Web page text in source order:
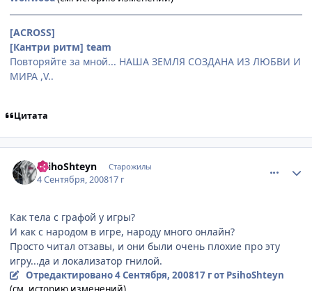
[ACROSS]
[Кантри ритм] team
Повторяйте за мной... НАША ЗЕМЛЯ СОЗДАНА ИЗ ЛЮБВИ И
МИРА ,V..
Цитата
PsihoShteyn Старожилы
4 Сентября, 200817 г
Как тела с графой у игры?
И как с народом в игре, народу много онлайн?
Просто читал отзавы, и они были очень плохие про эту
игру...да и локализатор гнилой.
Отредактировано4 Сентября, 200817 гот PsihoShteyn